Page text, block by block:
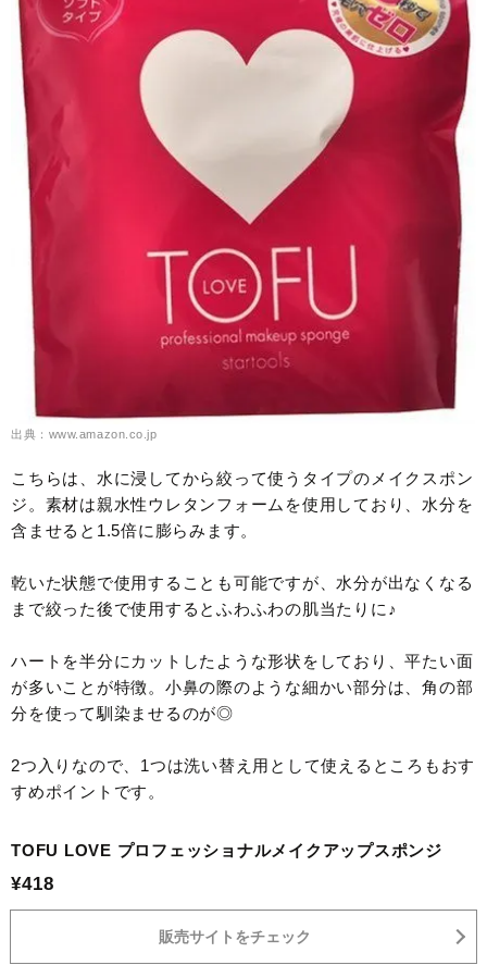
出典：www.amazon.co.jp
こちらは、水に浸してから絞って使うタイプのメイクスポン
ジ。素材は親水性ウレタンフォームを使用しており、水分を
含ませると1.5倍に膨らみます。
乾いた状態で使用することも可能ですが、水分が出なくなる
まで絞った後で使用するとふわふわの肌当たりに♪
ハートを半分にカットしたような形状をしており、平たい面
が多いことが特徴。小鼻の際のような細かい部分は、角の部
分を使って馴染ませるのが◎
2つ入りなので、1つは洗い替え用として使えるところもおす
すめポイントです。
TOFU LOVE プロフェッショナルメイクアップスポンジ
¥418
販売サイトをチェック